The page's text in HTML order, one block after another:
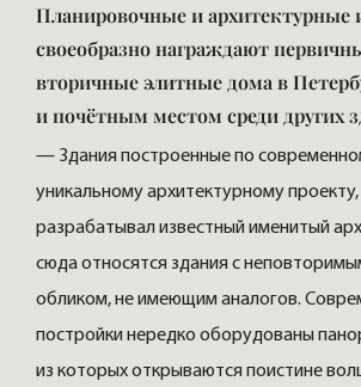
Планировочные и архитектурные
своеобразно награждают
вторичные элитные дома в
и почётным местом среди других
— Здания построенные по
уникальному архитектурному
разрабатывал известный именитый
сюда относятся здания с
обликом, не имеющим аналогов.
постройки нередко оборудованы
из которых открываются поистине